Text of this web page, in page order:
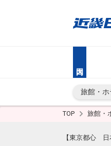
旅館・
TOP 旅館・
【東京都心 日